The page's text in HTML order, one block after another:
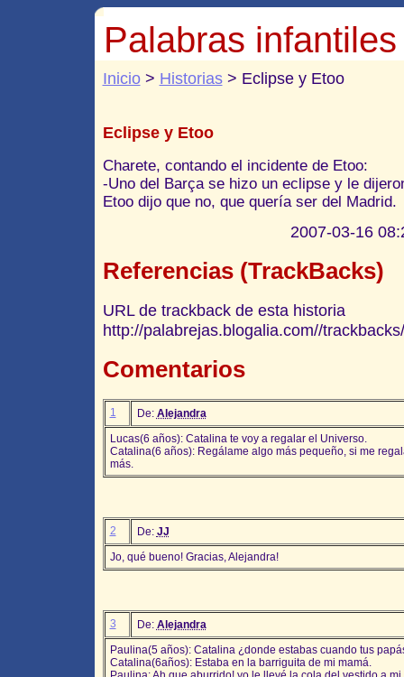
Palabras infantiles
Inicio> Historias> Eclipse y Etoo
Eclipse y Etoo
Charete, contando el incidente de Etoo:
-Uno del Barça se hizo un eclipse y le
Etoo dijo que no, que quería ser del Madrid.
2007-03-16
Referencias (TrackBacks)
URL de trackback de esta historia
http://palabrejas.blogalia.com//
Comentarios
1 De: Alejandra
Lucas(6 años): Catalina te voy a regalar el Universo.
Catalina(6 años): Regálame algo más pequeño, si me
más.
2 De: JJ
Jo, qué bueno! Gracias, Alejandra!
3 De: Alejandra
Paulina(5 años): Catalina ¿donde estabas cuando tus
Catalina(6años): Estaba en la barriguita de mi mamá.